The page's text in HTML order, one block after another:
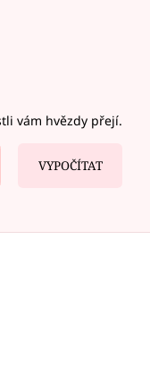
vám hvězdy přejí.
VYPOČÍTAT